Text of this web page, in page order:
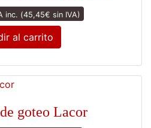
inc. (45,45€ sin IVA)
al carrito
goteo Lacor